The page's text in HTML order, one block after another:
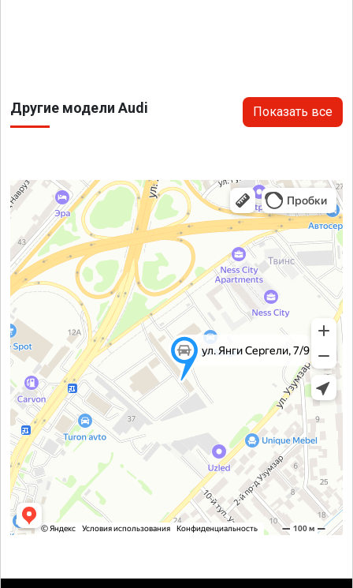
Другие модели Audi Показать все